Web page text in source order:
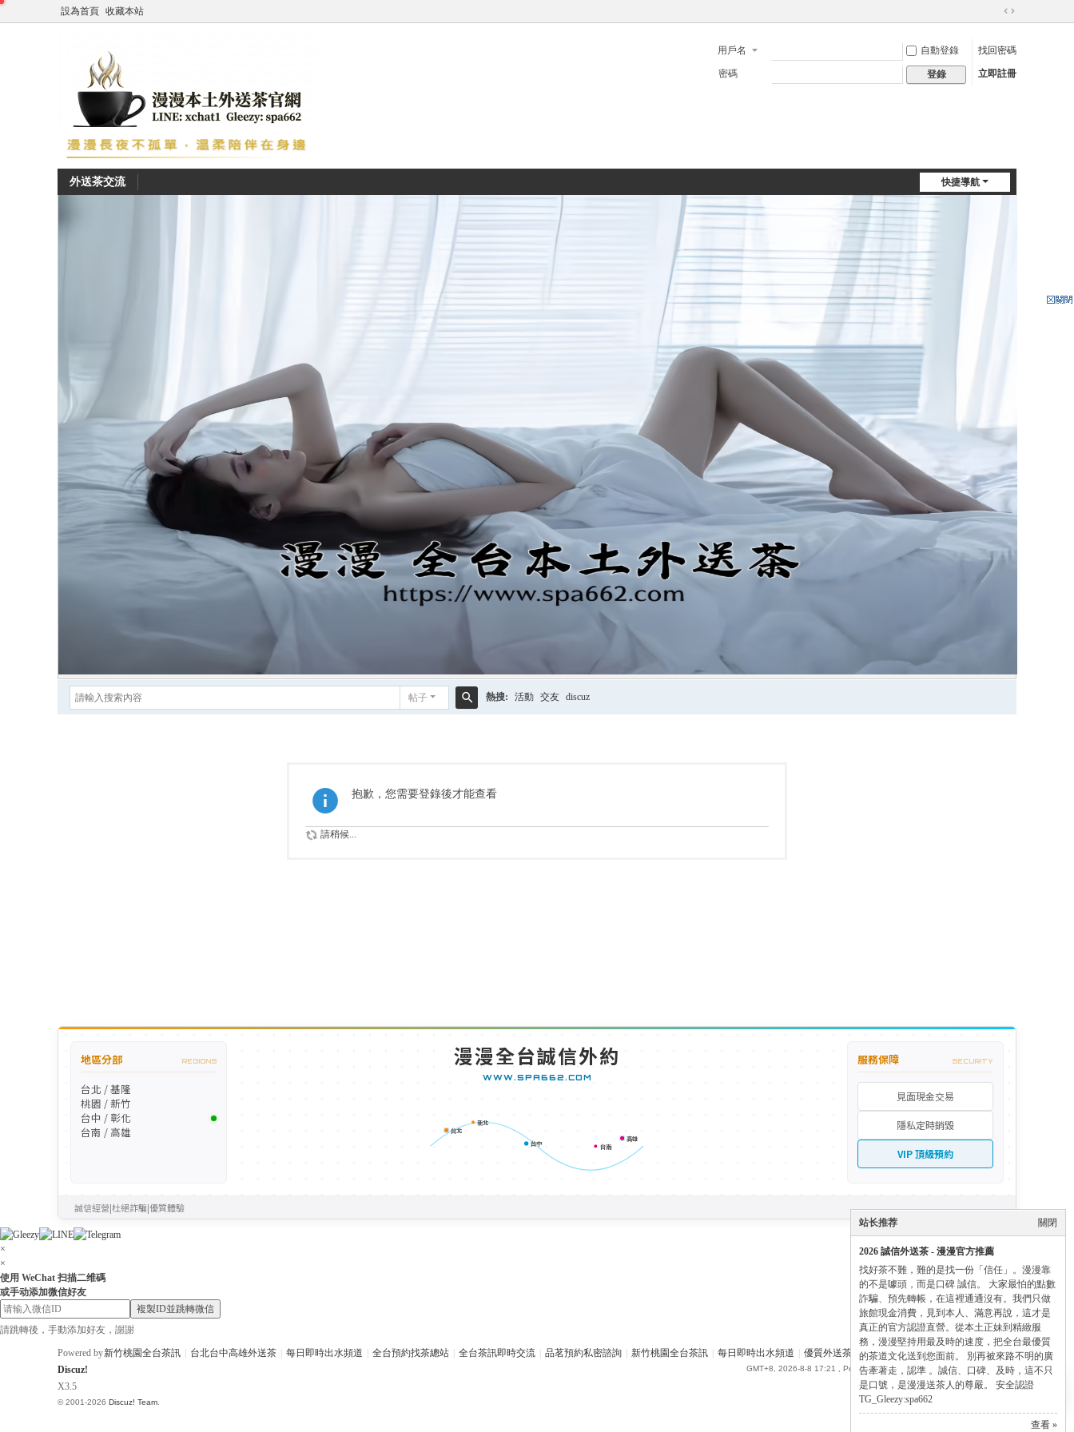
設為首頁 收藏本站
切
到
寬
版
用戶名 自動登錄 找回密碼
密碼 登錄 立即註冊
快捷導航
外送茶交流
帖子 熱搜: 活動 交友 discuz
抱歉，您需要登錄後才能查看
請稍候...
關閉
站长推荐
2026 誠信外送茶 - 漫漫官方推薦
找好茶不難，難的是找一份「信任」。漫漫靠
的不是噱頭，而是口碑 誠信。 大家最怕的點數
詐騙、預先轉帳，在這裡通通沒有。我們只做
旅館現金消費，見到本人、滿意再說，這才是
真正的官方認證直營。從本土正妹到精緻服
務，漫漫堅持用最及時的速度，把全台最優質
的茶道文化送到您面前。 別再被來路不明的廣
告牽著走，認準 。誠信、口碑、及時，這不只
是口號，是漫漫送茶人的尊嚴。 安全認證
TG_Gleezy:spa662
查看 »
地區分部 REGIONS
台北 / 基隆
桃園 / 新竹
台中 / 彰化
台南 / 高雄
漫漫全台誠信外約
WWW.SPA662.COM
台北
新北
台中 台南
高雄
服務保障 SECURITY
見面現金交易
隱私定時銷毀
VIP 頂級預約
誠信經營|杜絕詐騙|優質體驗
✕
✨ Manman 尊榮導航
點擊展開全部通道 ➔
×
×
使用 WeChat 扫描二维碼
或手动添加微信好友
複製ID並跳轉微信
請跳轉後，手動添加好友，謝謝
新竹桃園全台茶訊 台北台中高雄外送茶 每日即時出水頻道 全台預約找茶總站 全台茶訊即時交流 品茗預約私密諮詢 新竹桃園全台茶訊 每日即時出水頻道 優質外送茶論壇 | SPA662 漫漫全台外送茶 - Gleezy
GMT+8, 2026-8-8 17:21 , Processed in 0.075626 second(s), 23 queries .
Powered by
Discuz!
X3.5
© 2001-2026 Discuz! Team